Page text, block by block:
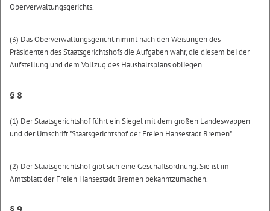
Oberverwaltungsgerichts.
(3) Das Oberverwaltungsgericht nimmt nach den Weisungen des
Präsidenten des Staatsgerichtshofs die Aufgaben wahr, die diesem bei der
Aufstellung und dem Vollzug des Haushaltsplans obliegen.
§ 8
(1) Der Staatsgerichtshof führt ein Siegel mit dem großen Landeswappen
und der Umschrift "Staatsgerichtshof der Freien Hansestadt Bremen".
(2) Der Staatsgerichtshof gibt sich eine Geschäftsordnung. Sie ist im
Amtsblatt der Freien Hansestadt Bremen bekanntzumachen.